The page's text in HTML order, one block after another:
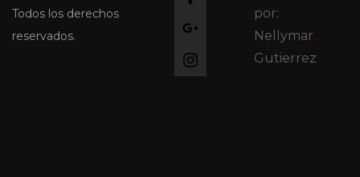
Todos los derechos
reservados.
por:
Nellymar
Gutierrez